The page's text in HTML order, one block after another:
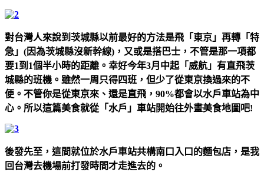
對台灣人來說到茨城縣以前最好的方法是飛「東京」再轉「特
急」(因為茨城縣沒新幹線)，又或是搭巴士，不管是那一項都
要1到1個半小時的距離。幸好今年3月中起「威航」有直飛茨
城縣的班機。雖然一周只得四班，但少了從東京換過來的不
便。不管你是從東京來、還是直飛，90%都會以水戶車站為中
心。所以這篇美食就從「水戶」車站開始往外畫美食地圖吧!
後發先至，這間就位於水戶車站共構南口入口的麵包店，是我
回台灣去機場前打發時間才走進去的。